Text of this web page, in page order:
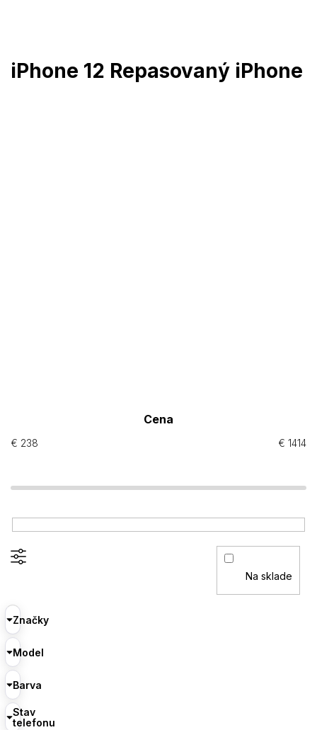
iPhone 12 Repasovaný iPhone
Cena
€ 238 € 1414
Na sklade
Značky
Model
Barva
Stav
telefonu